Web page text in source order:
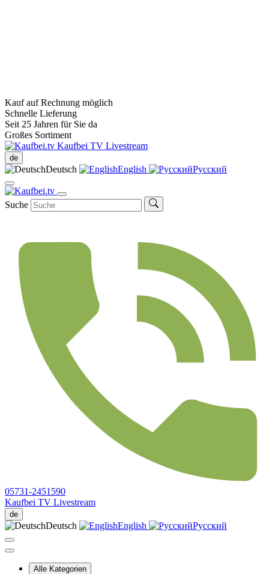
Kauf auf Rechnung möglich
Schnelle Lieferung
Seit 25 Jahren für Sie da
Großes Sortiment
Kaufbei TV Livestream
de
Deutsch English Русский
Suche
05731-2451590
Kaufbei TV Livestream
de
Deutsch English Русский
Alle Kategorien